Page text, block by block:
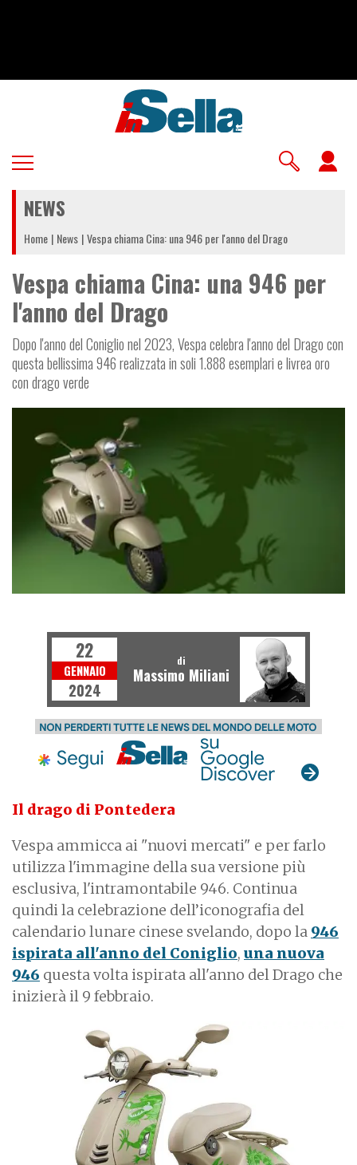
NEWS
Home News Vespa chiama Cina: una 946 per l'anno del Drago
Vespa chiama Cina: una 946 per
l'anno del Drago
Dopo l'anno del Coniglio nel 2023, Vespa celebra l'anno del Drago con
questa bellissima 946 realizzata in soli 1.888 esemplari e livrea oro
con drago verde
Il drago di Pontedera
Vespa ammicca ai "nuovi mercati" e per farlo
utilizza l'immagine della sua versione più
esclusiva, l'intramontabile 946. Continua
quindi la celebrazione dell’iconografia del
calendario lunare cinese svelando, dopo la 946
ispirata all'anno del Coniglio, una nuova
946 questa volta ispirata all'anno del Drago che
inizierà il 9 febbraio.
22
GENNAIO
2024
di
Massimo Miliani